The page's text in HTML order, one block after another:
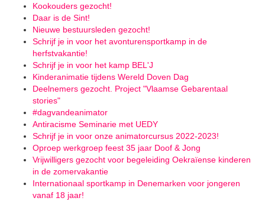
Kookouders gezocht!
Daar is de Sint!
Nieuwe bestuursleden gezocht!
Schrijf je in voor het avonturensportkamp in de
herfstvakantie!
Schrijf je in voor het kamp BEL'J
Kinderanimatie tijdens Wereld Doven Dag
Deelnemers gezocht. Project "Vlaamse Gebarentaal
stories"
#dagvandeanimator
Antiracisme Seminarie met UEDY
Schrijf je in voor onze animatorcursus 2022-2023!
Oproep werkgroep feest 35 jaar Doof & Jong
Vrijwilligers gezocht voor begeleiding Oekraïense kinderen
in de zomervakantie
Internationaal sportkamp in Denemarken voor jongeren
vanaf 18 jaar!